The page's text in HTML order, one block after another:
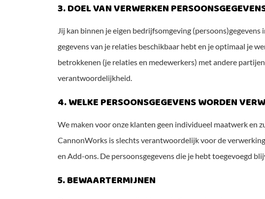
3. DOEL VAN VERWERKEN
Jij kan binnen je eigen bedrijfsomgeving
gegevens van je relaties beschikbaar hebt en je optimaal je
betrokkenen (je relaties en medewerkers) met andere
verantwoordelijkheid.
4. WELKE PERSOONSGEGEVENS WORDEN
We maken voor onze klanten geen individueel maatwerk en
CannonWorks is slechts verantwoordelijk voor de
en Add-ons. De persoonsgegevens die je hebt toegevoegd
5. BEWAARTERMIJNEN